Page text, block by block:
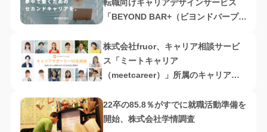
転職向けキャリアデザインサービス
「BEYOND BAR+（ビヨンドバープラ
株式会社fruor、キャリア相談サービ
ス「ミートキャリア
（meetcareer）」所属のキャリアサ
22卒の85.8％がすでに就職活動準備を
開始、株式会社学情調査